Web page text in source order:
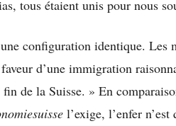
tous étaient unis pour nous
configuration identique. Les
d’une immigration
de la Suisse. » En
l’exige, l’enfer